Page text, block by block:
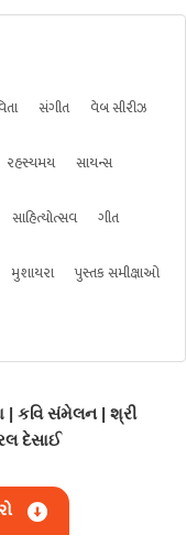
સંગીત વેબ સીરીઝ
રહસ્યમય સાયન્સ
સાહિત્યોત્સવ ગીત
મુશાયરા પુસ્તક સમીક્ષાઓ
| કવિ સંમેલન | શ્રી
દેસાઈ